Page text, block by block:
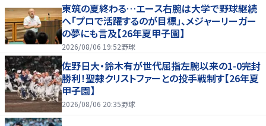
東筑の夏終わる…エース右腕は大学で野球継続
へ「プロで活躍するのが目標」、メジャーリーガー
の夢にも言及【26年夏甲子園】
2026/08/06 19:52野球
佐野日大・鈴木有が世代屈指左腕以来の1-0完封
勝利！聖隷クリストファーとの投手戦制す【26年夏
甲子園】
2026/08/06 20:35野球